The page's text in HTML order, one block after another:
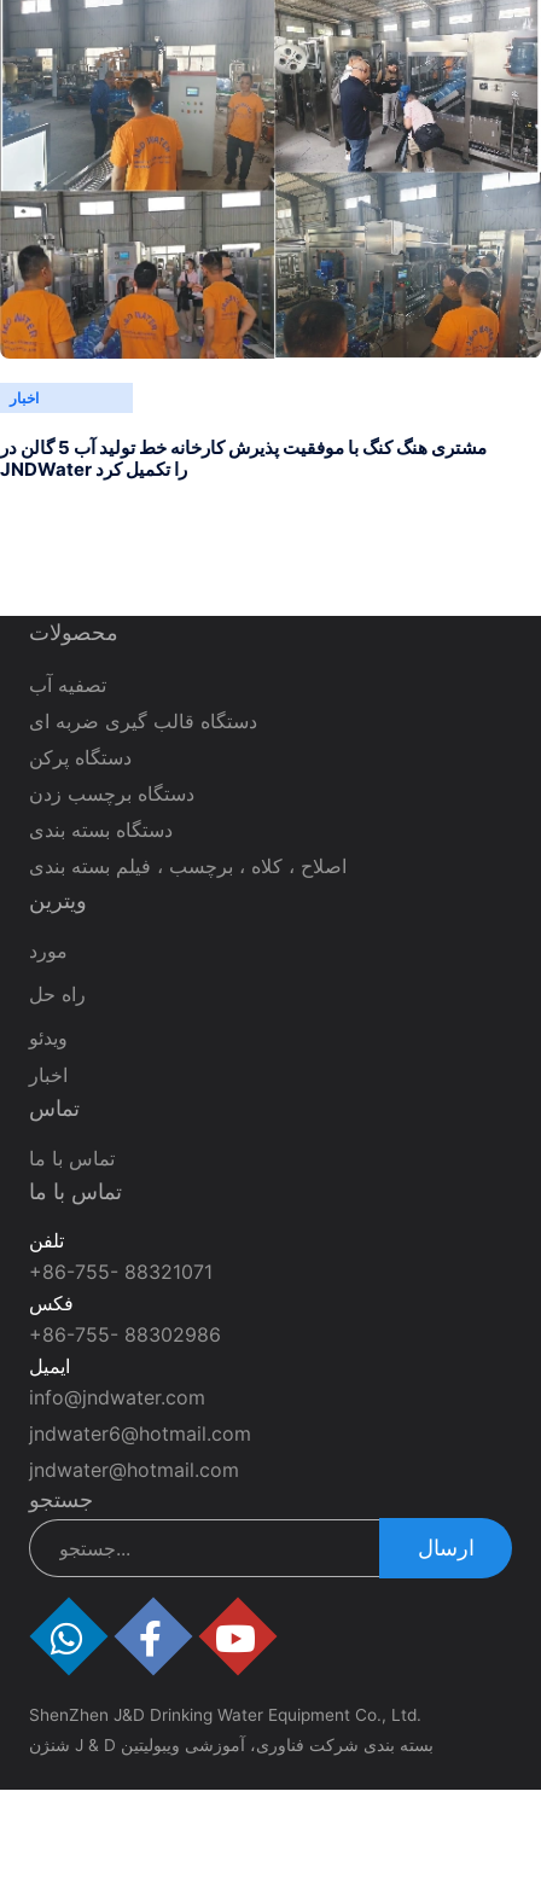
اخبار
مشتری هنگ کنگ با موفقیت پذیرش کارخانه خط تولید آب 5 گالن در
JNDWater را تکمیل کرد
محصولات
تصفیه آب
دستگاه قالب گیری ضربه ای
دستگاه پرکن
دستگاه برچسب زدن
دستگاه بسته بندی
اصلاح ، کلاه ، برچسب ، فیلم بسته بندی
ویترین
مورد
راه حل
ویدئو
اخبار
تماس
تماس با ما
تماس با ما
تلفن
+86-755- 88321071
فکس
+86-755- 88302986
ایمیل
info@jndwater.com
jndwater6@hotmail.com
jndwater@hotmail.com
جستجو
ارسال
ShenZhen J&D Drinking Water Equipment Co., Ltd.
شنژن J & D بسته بندی شرکت فناوری، آموزشی ویبولیتین